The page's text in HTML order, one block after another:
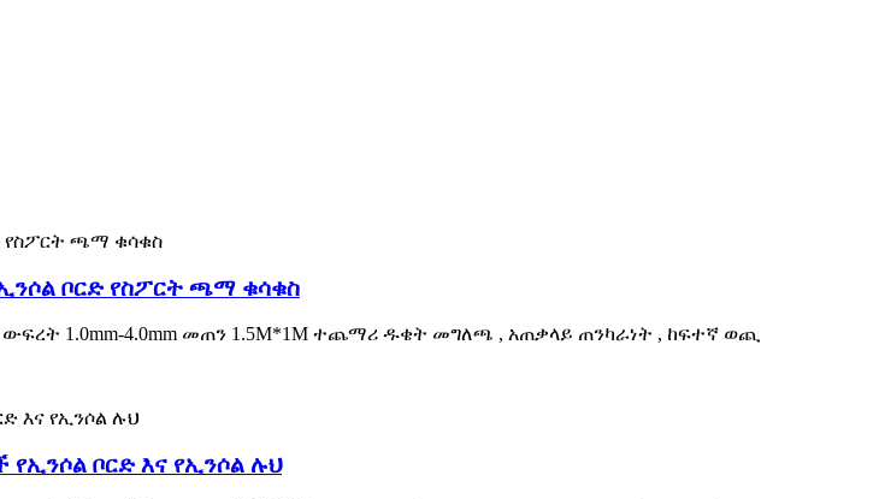
ቦርድ የስፖርት ጫማ ቁሳቁስ
1.0mm-4.0mm መጠን 1.5M*1M ተጨማሪ ዱቄት መግለጫ , አጠቃላይ ጠንካራነት , ከፍተኛ ወጪ
ቦርድ እና የኢንሶል ሉህ